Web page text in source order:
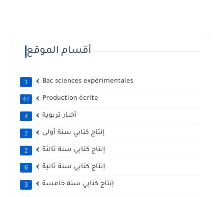
أقسام الموقع
Bac sciences expérimentales
1
Production écrite
47
أخبار تربوية 4
إنتاج كتابي سنة أولى 2
إنتاج كتابي سنة ثالثة 2
إنتاج كتابي سنة ثانية 6
إنتاج كتابي سنة خامسة 3